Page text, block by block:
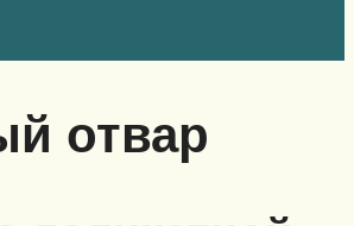
отвар